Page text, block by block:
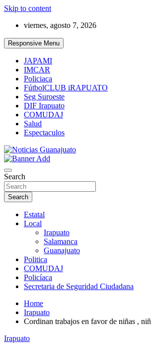
Skip to content
viernes, agosto 7, 2026
Responsive Menu
JAPAMI
IMCAR
Policiaca
FútbolCLUB iRAPUATO
Seg Suroeste
DIF Irapuato
COMUDAJ
Salud
Espectaculos
Noticias Guanajuato
Search
Search
Estatal
Local
Irapuato
Salamanca
Guanajuato
Politica
COMUDAJ
Policíaca
Secretaria de Seguridad Ciudadana
Home
Irapuato
Cordinan trabajos en favor de niñas ,
Irapuato